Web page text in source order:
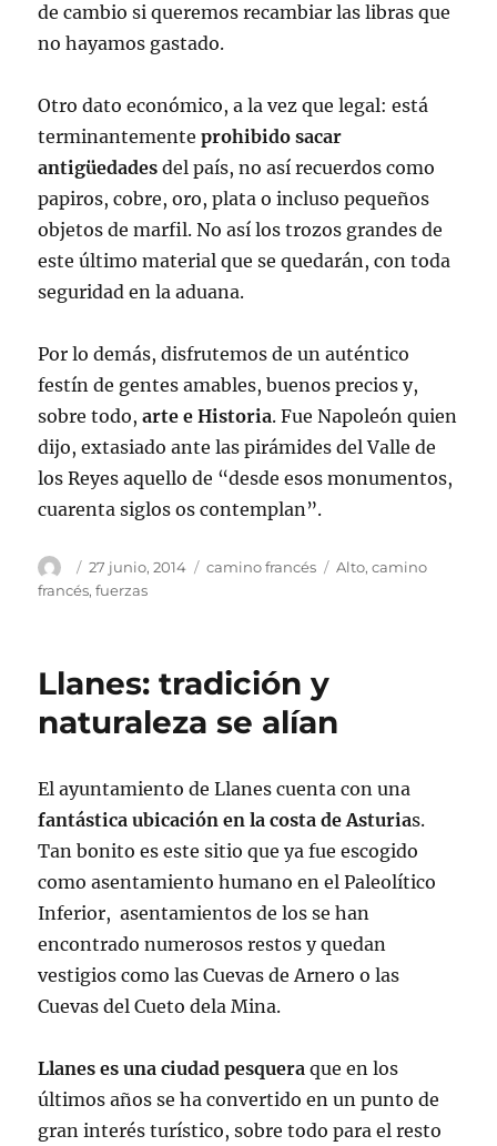
de cambio si queremos recambiar las libras que
no hayamos gastado.
Otro dato económico, a la vez que legal: está
terminantementeprohibido sacar
antigüedades del país, no así recuerdos como
papiros, cobre, oro, plata o incluso pequeños
objetos de marfil. No así los trozos grandes de
este último material que se quedarán, con toda
seguridad en la aduana.
Por lo demás, disfrutemos de un auténtico
festín de gentes amables, buenos precios y,
sobre todo,arte e Historia. Fue Napoleón quien
dijo, extasiado ante las pirámides del Valle de
los Reyes aquello de “desde esos monumentos,
cuarenta siglos os contemplan”.
AutorPublicado
el
27 junio, 2014 Categorías
camino francés Etiquetas
Alto,camino
francés,fuerzas
Llanes: tradición y
naturaleza se alían
El ayuntamiento de Llanes cuenta con una
fantástica ubicación en la costa de Asturias.
Tan bonito es este sitio que ya fue escogido
como asentamiento humano en el Paleolítico
Inferior, asentamientos de los se han
encontrado numerosos restos y quedan
vestigios como las Cuevas de Arnero o las
Cuevas del Cueto dela Mina.
Llanes es una ciudad pesquera que en los
últimos años se ha convertido en un punto de
gran interés turístico, sobre todo para el resto